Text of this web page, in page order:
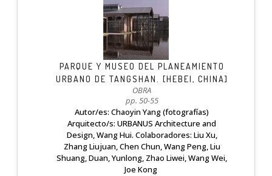
PARQUE Y MUSEO DEL PLANEAMIENTO
URBANO DE TANGSHAN. [HEBEI, CHINA]
OBRA
pp. 50-55
Autor/es: Chaoyin Yang (fotografías)
Arquitecto/s: URBANUS Architecture and
Design, Wang Hui. Colaboradores: Liu Xu,
Zhang Liujuan, Chen Chun, Wang Peng, Liu
Shuang, Duan, Yunlong, Zhao Liwei, Wang Wei,
Joe Kong